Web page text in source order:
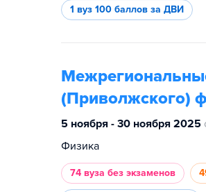
1 вуз 100 баллов за ДВИ
(Приволжского)
5 ноября - 30 ноября 2025
Физика
74 вуза без экзаменов